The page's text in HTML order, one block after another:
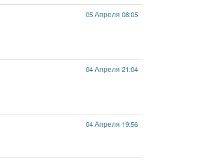
05 Апреля 08:05
04 Апреля 21:04
04 Апреля 19:56